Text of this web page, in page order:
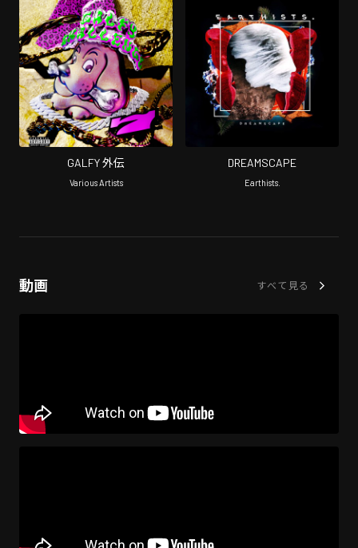
GALFY 外伝
Various Artists
DREAMSCAPE
Earthists.
動画 すべて見る